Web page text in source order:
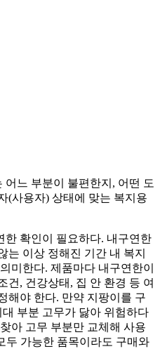
느 부분이 불편한지, 어떤 도
(사용자) 상태에 맞는 복지용
한 확인이 필요하다. 내구연한
는 이상 정해진 기간 내 복지
미한다. 제품마다 내구연한이
건, 건강상태, 집 안 환경 등 여
해야 한다. 만약 지팡이를 구
부분 고무가 닳아 위험하다
아 고무 부분만 교체해 사용
두 가능한 품목이라도 구매와